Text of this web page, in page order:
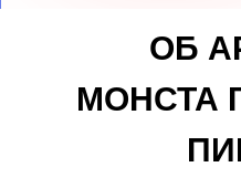
ОБ
МОНСТА
Чему